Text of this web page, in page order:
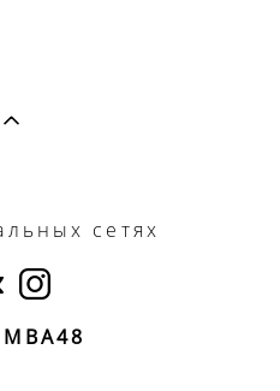
сетях